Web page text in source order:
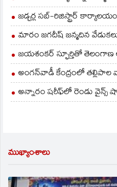
జడ్చర్ల సబ్-రిజిస్ట్రార్
మారం జగదీష్ జన్మదిన
జయశంకర్ స్ఫూర్తితో తెలంగాణ
అంగన్‌వాడీ కేంద్రంలో తల్లిపాల
అన్నారం షరీఫ్‌లో రెండు వైన్స్
ముఖ్యాంశాలు